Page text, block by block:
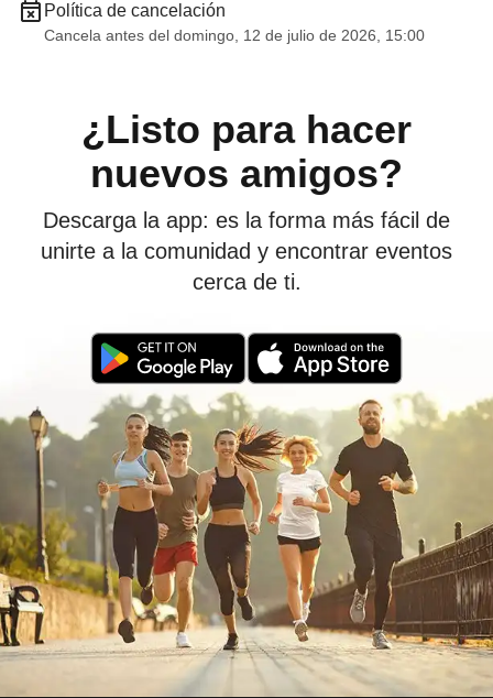
Política de cancelación
Cancela antes del domingo, 12 de julio de 2026, 15:00
¿Listo para hacer
nuevos amigos?
Descarga la app: es la forma más fácil de
unirte a la comunidad y encontrar eventos
cerca de ti.